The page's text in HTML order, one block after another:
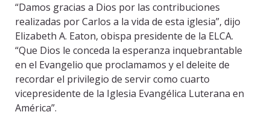
“Damos gracias a Dios por las contribuciones
realizadas por Carlos a la vida de esta iglesia”, dijo
Elizabeth A. Eaton, obispa presidente de la ELCA.
“Que Dios le conceda la esperanza inquebrantable
en el Evangelio que proclamamos y el deleite de
recordar el privilegio de servir como cuarto
vicepresidente de la Iglesia Evangélica Luterana en
América”.